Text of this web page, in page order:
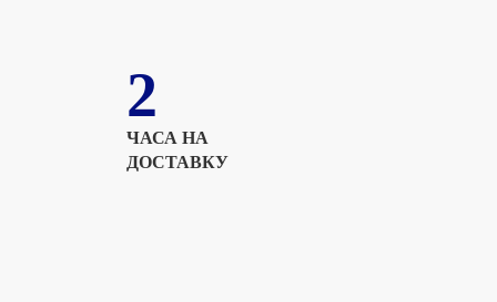
2
ЧАСА НА
ДОСТАВКУ